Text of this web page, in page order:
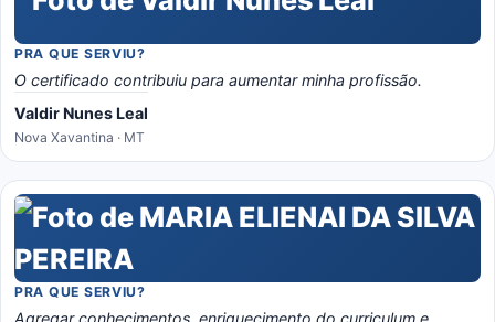
PRA QUE SERVIU?
O certificado contribuiu para aumentar minha profissão.
Valdir Nunes Leal
Nova Xavantina · MT
PRA QUE SERVIU?
Agregar conhecimentos, enriquecimento do curriculum e